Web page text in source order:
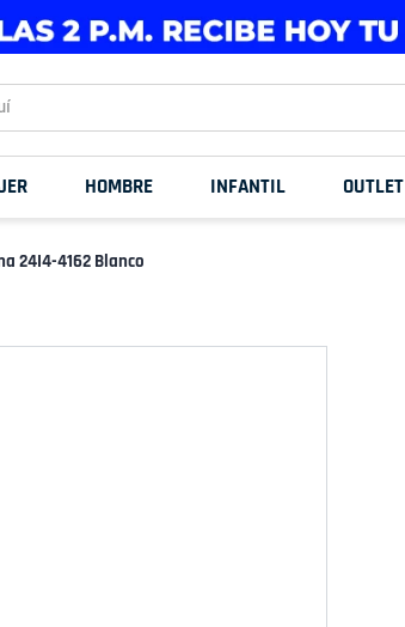
HOMBRE INFANTIL OUTLET
24I4-4162 Blanco